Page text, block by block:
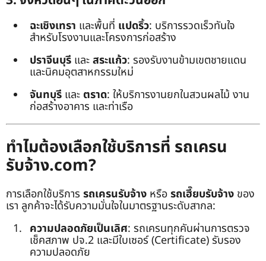
ฉะเชิงเทรา และพื้นที่ แปดริ้ว: บริการรวดเร็วทันใจ
สำหรับโรงงานและโครงการก่อสร้าง
ปราจีนบุรี และสระแก้ว: รองรับงานข้ามเขตชายแดน
และนิคมอุตสาหกรรมใหม่
จันทบุรี และ ตราด: ให้บริการงานยกในสวนผลไม้ งาน
ก่อสร้างอาคาร และท่าเรือ
ทำไมต้องเลือกใช้บริการที่ รถเครน
รับจ้าง.com?
การเลือกใช้บริการ รถเครนรับจ้าง หรือรถเฮี๊ยบรับจ้าง ของ
เรา ลูกค้าจะได้รับความมั่นใจในมาตรฐานระดับสากล:
ความปลอดภัยเป็นเลิศ: รถเครนทุกคันผ่านการตรวจ
เช็คสภาพ ปจ.2 และมีใบเซอร์ (Certificate) รับรอง
ความปลอดภัย